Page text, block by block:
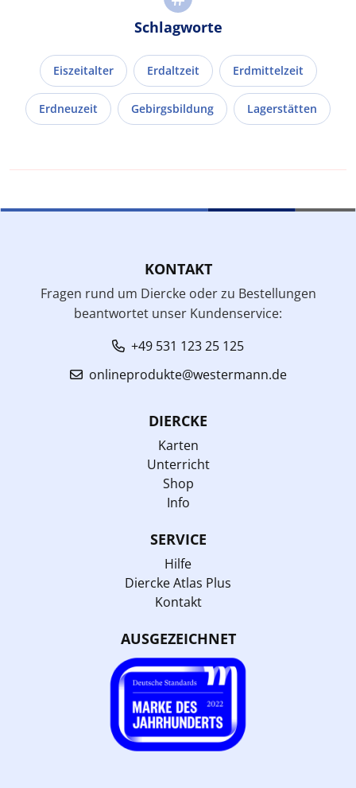
Schlagworte
Eiszeitalter Erdaltzeit Erdmittelzeit
Erdneuzeit Gebirgsbildung Lagerstätten
KONTAKT
Fragen rund um Diercke oder zu Bestellungen
beantwortet unser Kundenservice:
+49 531 123 25 125
onlineprodukte@westermann.de
DIERCKE
Karten
Unterricht
Shop
Info
SERVICE
Hilfe
Diercke Atlas Plus
Kontakt
AUSGEZEICHNET